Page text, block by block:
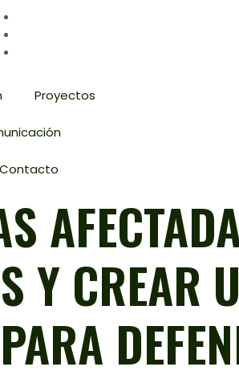
Proyectos
Contacto
Y CREAR